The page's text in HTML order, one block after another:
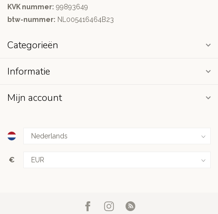
KVK nummer: 99893649
btw-nummer: NL005416464B23
Categorieën
Informatie
Mijn account
€